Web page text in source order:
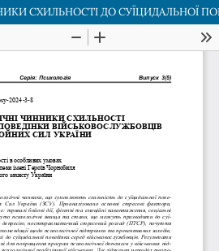
СХИЛЬНОСТІ ДО СУЇЦИДАЛЬНОЇ